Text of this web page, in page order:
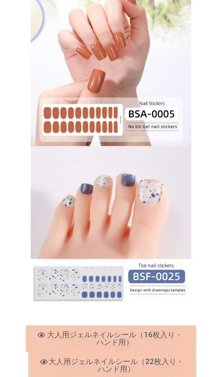
大人用ジェルネイルシール（16枚入り・
ハンド用）
大人用ジェルネイルシール（22枚入り・
ハンド用）